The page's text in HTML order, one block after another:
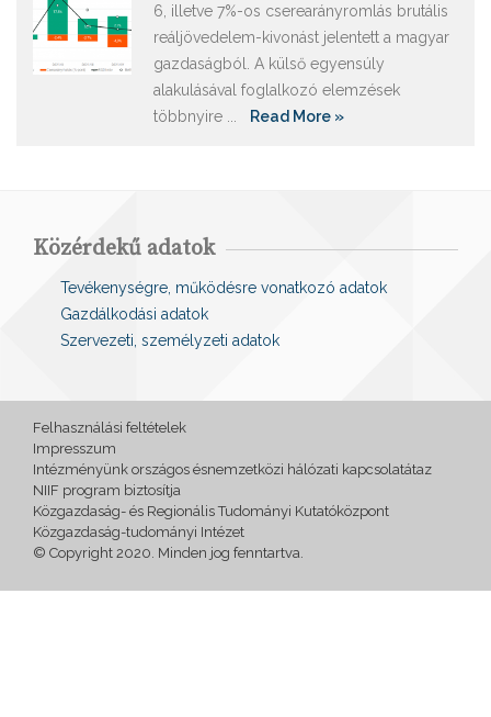
6, illetve 7%-os cserearányromlás brutális
reáljövedelem-kivonást jelentett a magyar
gazdaságból. A külső egyensúly
alakulásával foglalkozó elemzések
többnyire ...
Read More »
Közérdekű adatok
Tevékenységre, működésre vonatkozó adatok
Gazdálkodási adatok
Szervezeti, személyzeti adatok
Felhasználási feltételek
Impresszum
Intézményünk országos ésnemzetközi hálózati kapcsolatátaz
NIIF program biztosítja
Közgazdaság- és Regionális Tudományi Kutatóközpont
Közgazdaság-tudományi Intézet
© Copyright 2020. Minden jog fenntartva.